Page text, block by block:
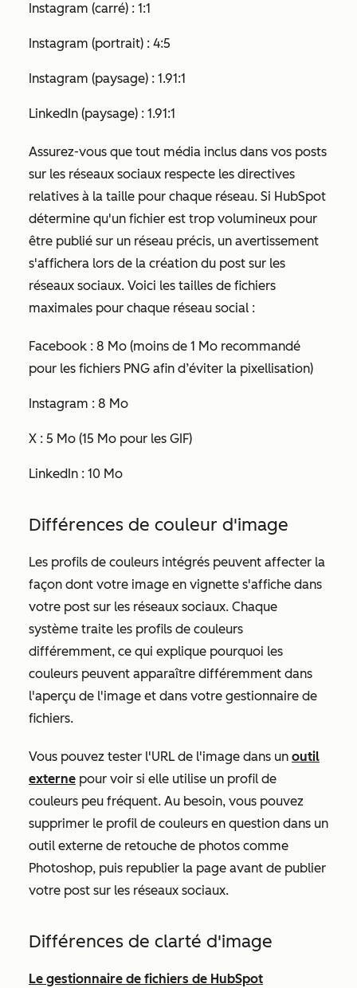
Instagram (carré) : 1:1
Instagram (portrait) : 4:5
Instagram (paysage) : 1.91:1
LinkedIn (paysage) : 1.91:1
Assurez-vous que tout média inclus dans vos posts
sur les réseaux sociaux respecte les directives
relatives à la taille pour chaque réseau. Si HubSpot
détermine qu'un fichier est trop volumineux pour
être publié sur un réseau précis, un avertissement
s'affichera lors de la création du post sur les
réseaux sociaux. Voici les tailles de fichiers
maximales pour chaque réseau social :
Facebook : 8 Mo (moins de 1 Mo recommandé
pour les fichiers PNG afin d’éviter la pixellisation)
Instagram : 8 Mo
X : 5 Mo (15 Mo pour les GIF)
LinkedIn : 10 Mo
Différences de couleur d'image
Les profils de couleurs intégrés peuvent affecter la
façon dont votre image en vignette s'affiche dans
votre post sur les réseaux sociaux. Chaque
système traite les profils de couleurs
différemment, ce qui explique pourquoi les
couleurs peuvent apparaître différemment dans
l'aperçu de l'image et dans votre gestionnaire de
fichiers.
Vous pouvez tester l'URL de l'image dans un outil
externe pour voir si elle utilise un profil de
couleurs peu fréquent. Au besoin, vous pouvez
supprimer le profil de couleurs en question dans un
outil externe de retouche de photos comme
Photoshop, puis republier la page avant de publier
votre post sur les réseaux sociaux.
Différences de clarté d'image
Le gestionnaire de fichiers de HubSpot